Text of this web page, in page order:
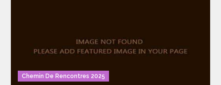
Chemin De Rencontres 2025